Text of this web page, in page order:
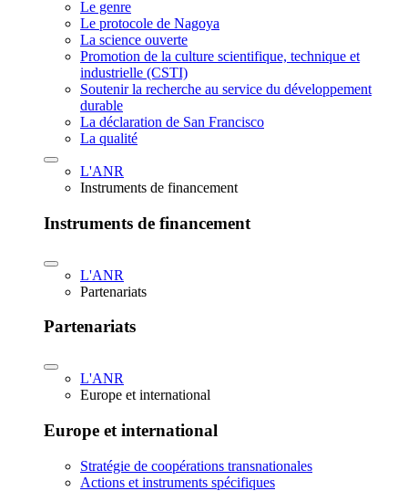
Le genre
Le protocole de Nagoya
La science ouverte
Promotion de la culture scientifique, technique et
industrielle (CSTI)
Soutenir la recherche au service du développement
durable
La déclaration de San Francisco
La qualité
L'ANR
Instruments de financement
Instruments de financement
L'ANR
Partenariats
Partenariats
L'ANR
Europe et international
Europe et international
Stratégie de coopérations transnationales
Actions et instruments spécifiques